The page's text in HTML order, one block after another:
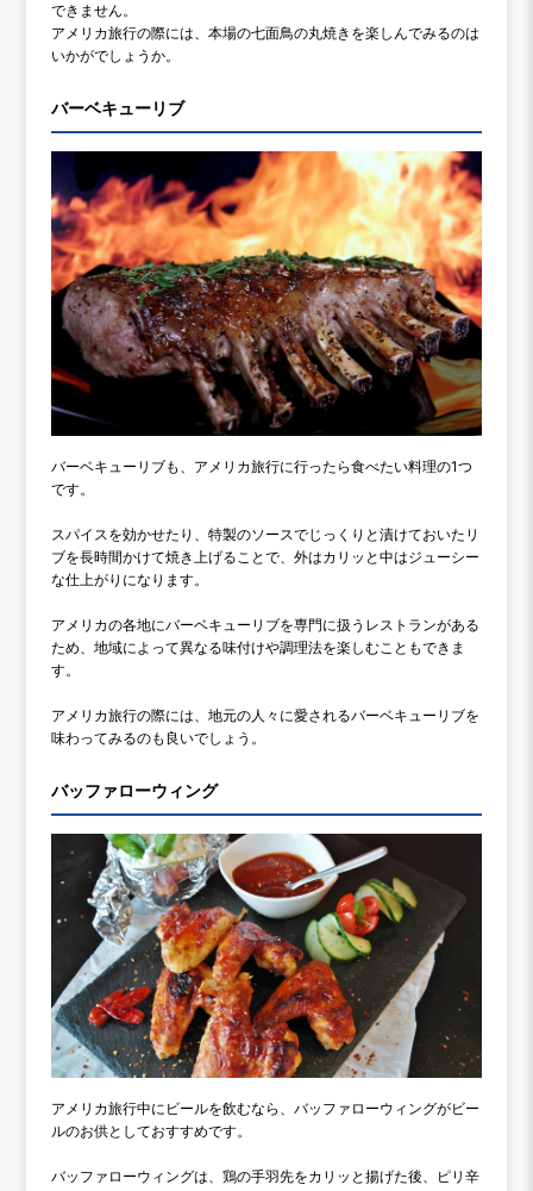
できません。
アメリカ旅行の際には、本場の七面鳥の丸焼きを楽しんでみるのは
いかがでしょうか。
バーベキューリブ
バーベキューリブも、アメリカ旅行に行ったら食べたい料理の1つ
です。
スパイスを効かせたり、特製のソースでじっくりと漬けておいたリ
ブを長時間かけて焼き上げることで、外はカリッと中はジューシー
な仕上がりになります。
アメリカの各地にバーベキューリブを専門に扱うレストランがある
ため、地域によって異なる味付けや調理法を楽しむこともできま
す。
アメリカ旅行の際には、地元の人々に愛されるバーベキューリブを
味わってみるのも良いでしょう。
バッファローウィング
アメリカ旅行中にビールを飲むなら、バッファローウィングがビー
ルのお供としておすすめです。
バッファローウィングは、鶏の手羽先をカリッと揚げた後、ピリ辛